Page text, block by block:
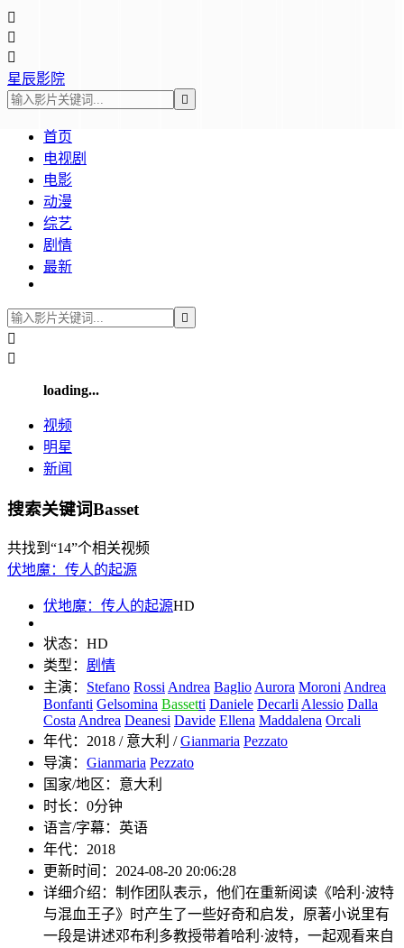



星辰影院

首页
电视剧
电影
动漫
综艺
剧情
最新



loading...
视频
明星
新闻
搜索关键词Basset
共找到 “14”个相关视频
伏地魔：传人的起源
伏地魔：传人的起源HD
状态： HD
类型： 剧情
主演： Stefano RossiAndrea BaglioAurora MoroniAndrea
Bonfanti Gelsomina Bassetti Daniele DecarliAlessio Dalla
CostaAndrea Deanesi Davide Ellena Maddalena Orcali
年代： 2018 / 意大利 /Gianmaria Pezzato
导演： Gianmaria Pezzato
国家/地区： 意大利
时长： 0分钟
语言/字幕： 英语
年代： 2018
更新时间： 2024-08-20 20:06:28
详细介绍： 制作团队表示，他们在重新阅读《哈利·波特
与混血王子》时产生了一些好奇和启发，原著小说里有
一段是讲述邓布利多教授带着哈利·波特，一起观看来自